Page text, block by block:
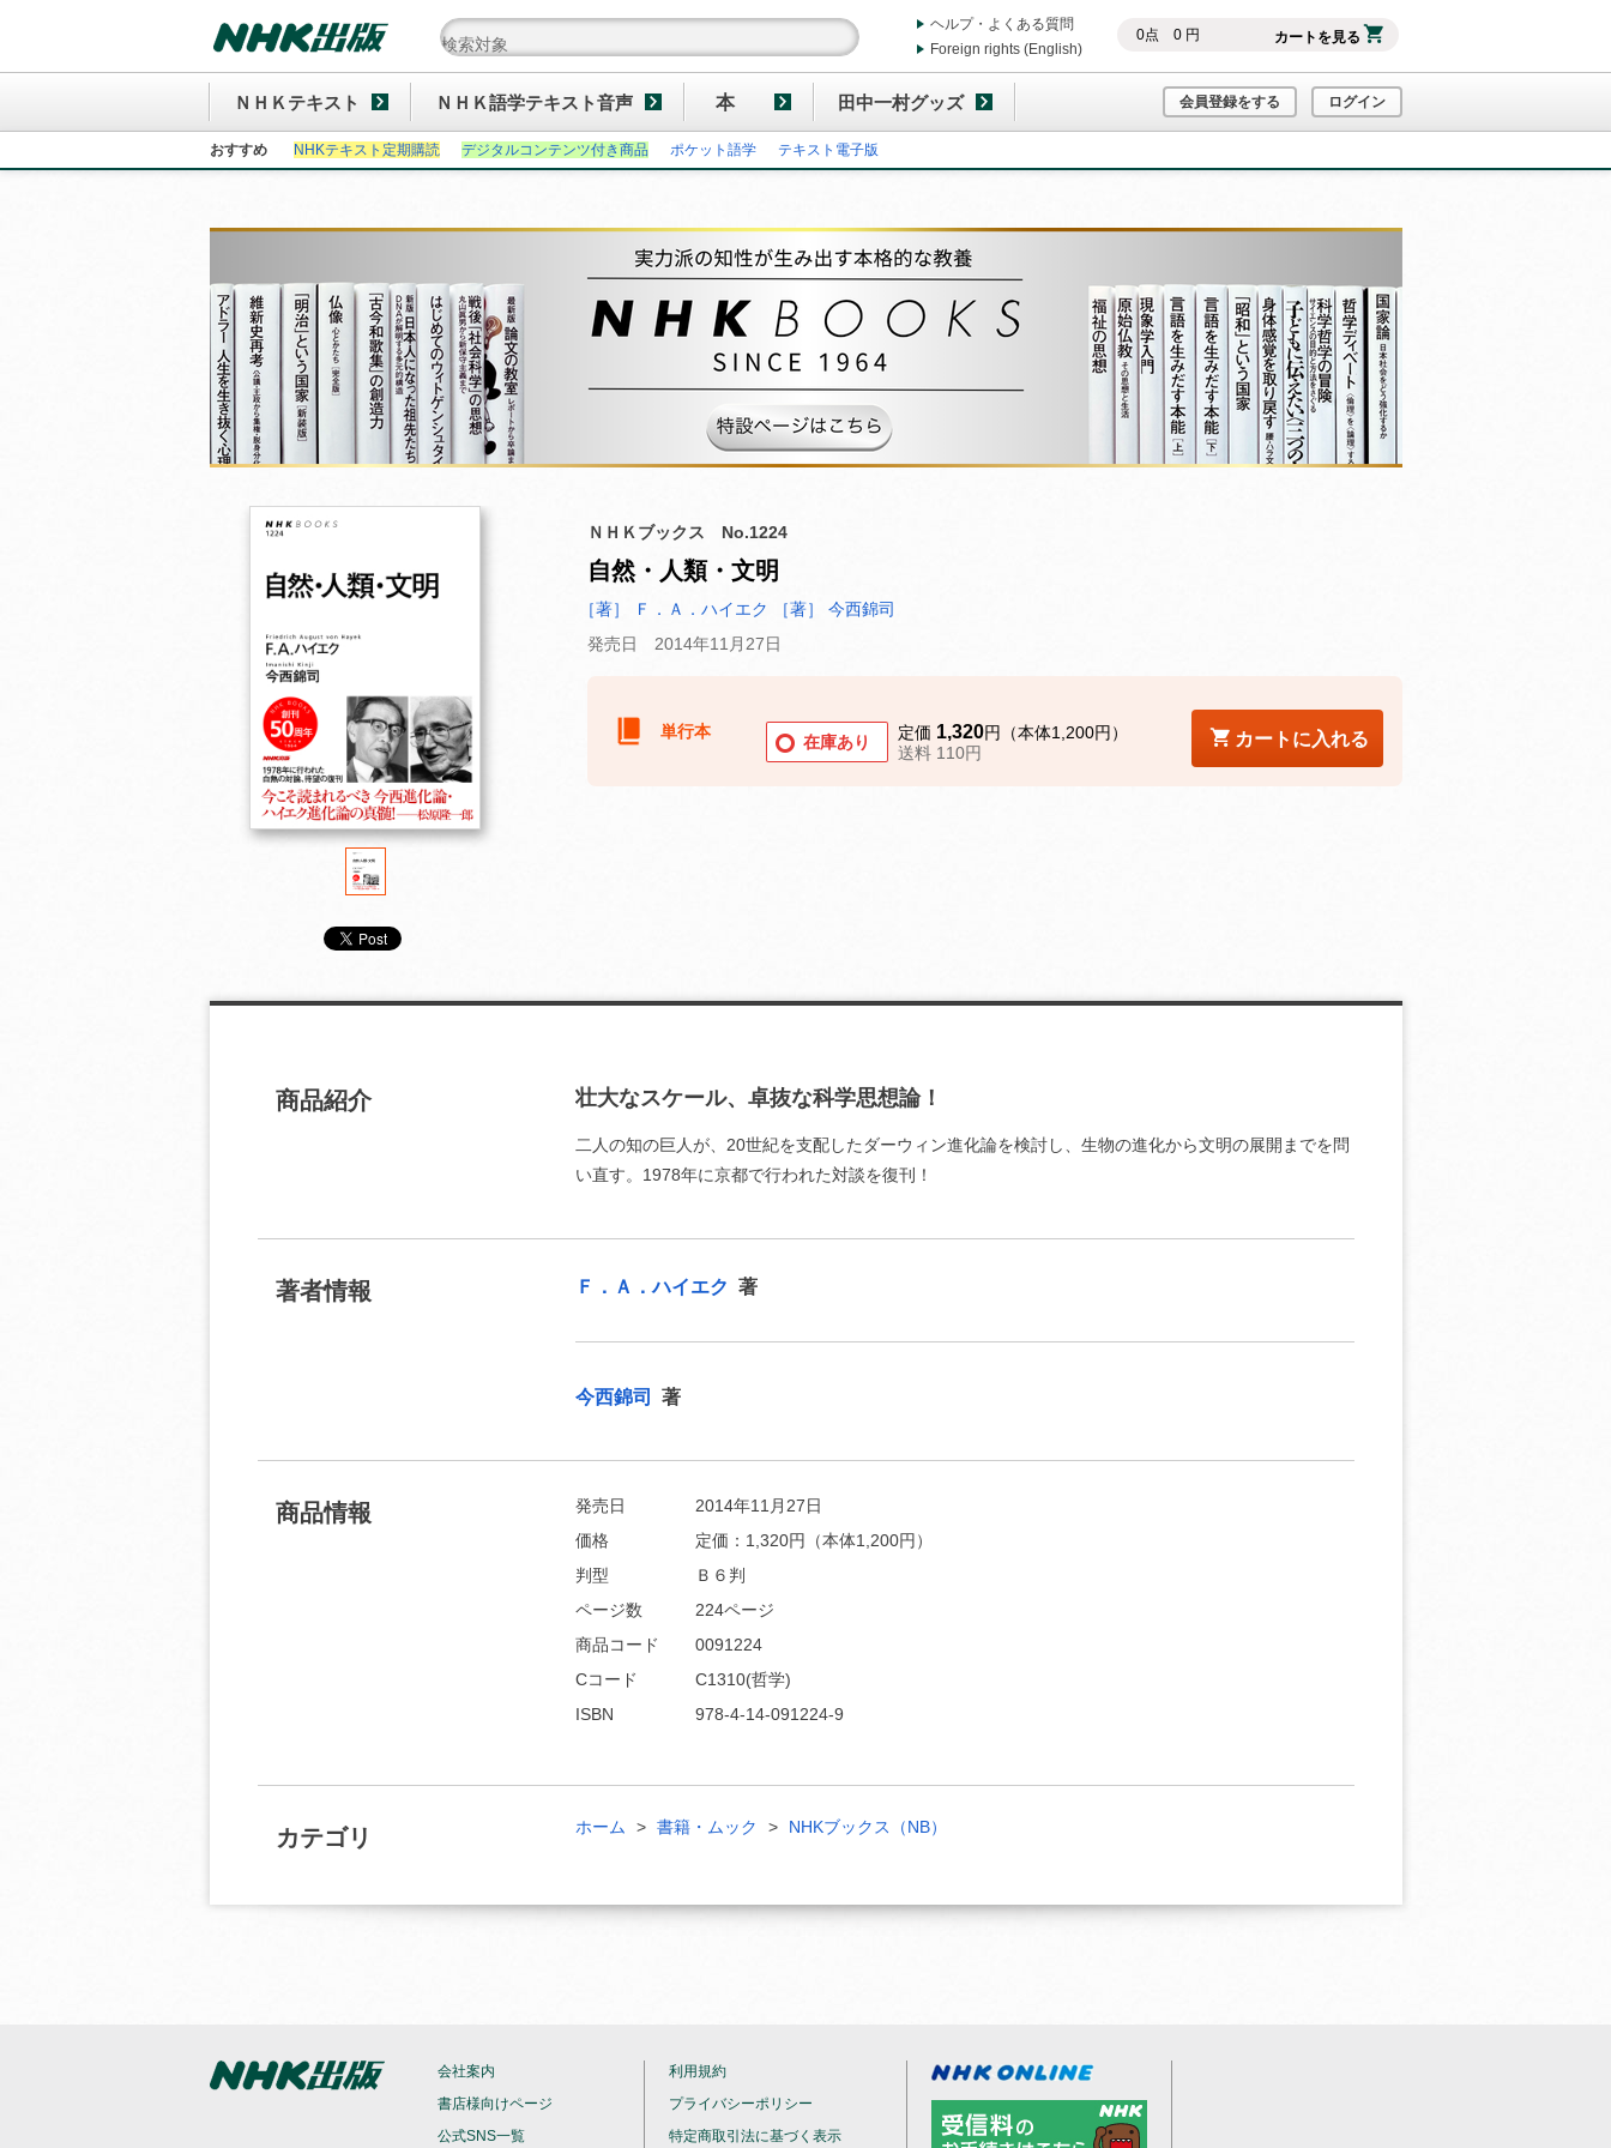
0点 0円 カートを見る
ヘルプ・よくある質問
Foreign rights (English)
ＮＨＫテキスト ＮＨＫ語学テキスト音声 本 田中一村グッズ 会員登録をする ログイン
おすすめ NHKテキスト定期購読 デジタルコンテンツ付き商品 ポケット語学 テキスト電子版
ＮＨＫブックス No.1224
自然・人類・文明
［著］ Ｆ．Ａ．ハイエク
［著］ 今西錦司
発売日 2014年11月27日
単行本
在庫あり 定価 1,320円（本体1,200円）
送料 110円
カートに入れる
商品紹介 壮大なスケール、卓抜な科学思想論！
二人の知の巨人が、20世紀を支配したダーウィン進化論を検討し、生物の進化から文明の展開までを問
い直す。1978年に京都で行われた対談を復刊！
著者情報 Ｆ．Ａ．ハイエク 著
今西錦司 著
商品情報 発売日
2014年11月27日
価格
定価： 1,320円（本体1,200円）
判型
Ｂ６判
ページ数
224ページ
商品コード
0091224
Cコード
C1310(哲学)
ISBN
978-4-14-091224-9
カテゴリ ホーム 書籍・ムック NHKブックス（NB）
会社案内
書店様向けページ
公式SNS一覧
利用規約
プライバシーポリシー
特定商取引法に基づく表示